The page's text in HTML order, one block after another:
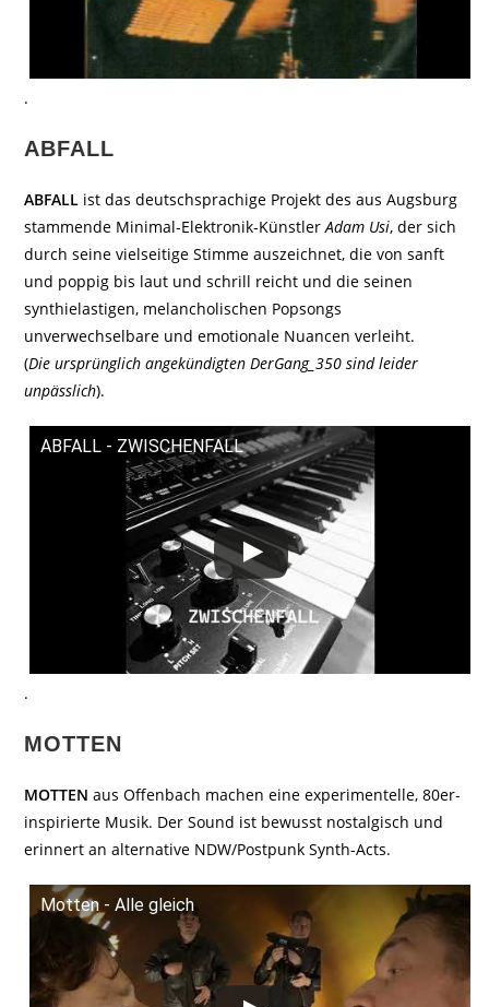
.
ABFALL
ABFALL ist das deutschsprachige Projekt des aus Augsburg
stammende Minimal-Elektronik-KünstlerAdam Usi, der sich
durch seine vielseitige Stimme auszeichnet, die von sanft
und poppig bis laut und schrill reicht und die seinen
synthielastigen, melancholischen Popsongs
unverwechselbare und emotionale Nuancen verleiht.
(Die ursprünglich angekündigten DerGang_350 sind leider
unpässlich).
ABFALL - ZWISCHENFALL
.
MOTTEN
MOTTEN aus Offenbach machen eine experimentelle, 80er-
inspirierte Musik. Der Sound ist bewusst nostalgisch und
erinnert an alternative NDW/Postpunk Synth-Acts.
Motten - Alle gleich